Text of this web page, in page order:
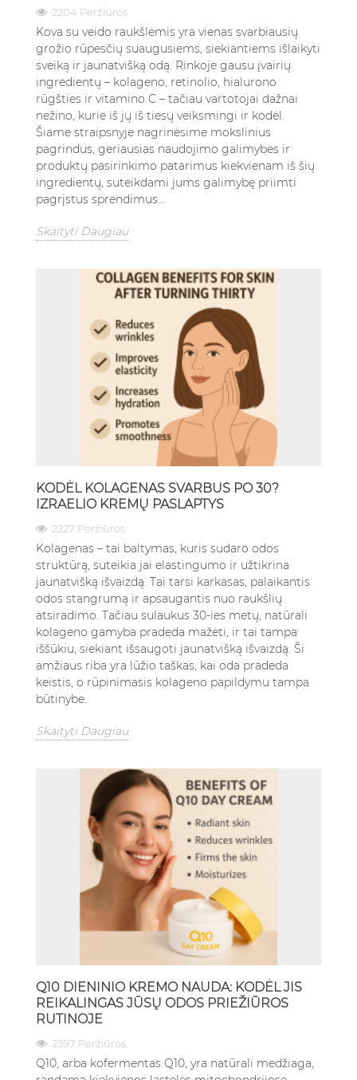
2204 Peržiūros
Kova su veido raukšlėmis yra vienas svarbiausių
grožio rūpesčių suaugusiems, siekiantiems išlaikyti
sveiką ir jaunatvišką odą. Rinkoje gausu įvairių
ingredientų – kolageno, retinolio, hialurono
rūgšties ir vitamino C – tačiau vartotojai dažnai
nežino, kurie iš jų iš tiesų veiksmingi ir kodėl.
Šiame straipsnyje nagrinėsime mokslinius
pagrindus, geriausias naudojimo galimybes ir
produktų pasirinkimo patarimus kiekvienam iš šių
ingredientų, suteikdami jums galimybę priimti
pagrįstus sprendimus...
Skaityti Daugiau
KODĖL KOLAGENAS SVARBUS PO 30?
IZRAELIO KREMŲ PASLAPTYS
2227 Peržiūros
Kolagenas – tai baltymas, kuris sudaro odos
struktūrą, suteikia jai elastingumo ir užtikrina
jaunatvišką išvaizdą. Tai tarsi karkasas, palaikantis
odos stangrumą ir apsaugantis nuo raukšlių
atsiradimo. Tačiau sulaukus 30-ies metų, natūrali
kolageno gamyba pradeda mažėti, ir tai tampa
iššūkiu, siekiant išsaugoti jaunatvišką išvaizdą. Ši
amžiaus riba yra lūžio taškas, kai oda pradeda
keistis, o rūpinimasis kolageno papildymu tampa
būtinybe.
Skaityti Daugiau
Q10 DIENINIO KREMO NAUDA: KODĖL JIS
REIKALINGAS JŪSŲ ODOS PRIEŽIŪROS
RUTINOJE
2397 Peržiūros
Q10, arba kofermentas Q10, yra natūrali medžiaga,